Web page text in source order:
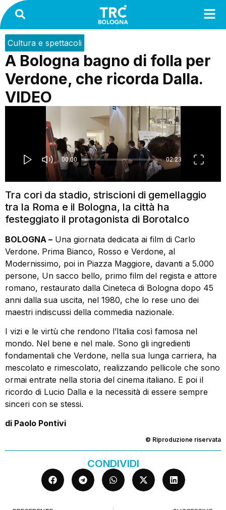
Cultura e spettacoli
A Bologna bagno di folla per
Verdone, che ricorda Dalla.
VIDEO
Tra cori da stadio, striscioni di gemellaggio
tra la Roma e il Bologna, la città ha
festeggiato il protagonista di Borotalco
BOLOGNA – Una giornata dedicata ai film di Carlo
Verdone. Prima Bianco, Rosso e Verdone, al
Modernissimo, poi in Piazza Maggiore, davanti a 5.000
persone, Un sacco bello, primo film del regista e attore
romano, restaurato dalla Cineteca di Bologna dopo 45
anni dalla sua uscita, nel 1980, che lo rese uno dei
maestri indiscussi della commedia nazionale.
I vizi e le virtù che rendono l’Italia così famosa nel
mondo. Nel bene e nel male. Sono gli ingredienti
fondamentali che Verdone, nella sua lunga carriera, ha
mescolato e rimescolato, realizzando pellicole che sono
ormai entrate nella storia del cinema italiano. E poi il
ricordo di Lucio Dalla e la necessità di essere sempre
sinceri con se stessi.
di Paolo Pontivi
© Riproduzione riservata
CONDIVIDI